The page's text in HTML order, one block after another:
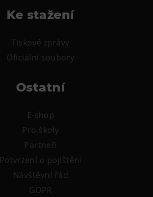
Ke stažení
Tiskové zprávy
Oficiální soubory
Ostatní
E-shop
Pro školy
Partneři
Potvrzení o pojištění
Návštěvní řád
GDPR